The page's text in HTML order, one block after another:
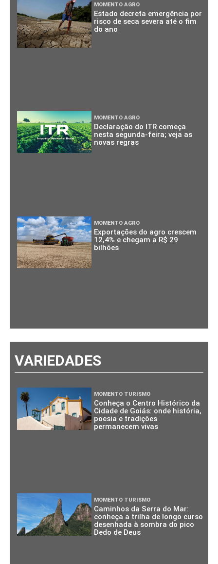
MOMENTO AGRO
Estado decreta emergência por
risco de seca severa até o fim
do ano
MOMENTO AGRO
Declaração do ITR começa
nesta segunda-feira; veja as
novas regras
MOMENTO AGRO
Exportações do agro crescem
12,4% e chegam a R$ 29
bilhões
VARIEDADES
MOMENTO TURISMO
Conheça o Centro Histórico da
Cidade de Goiás: onde história,
poesia e tradições
permanecem vivas
MOMENTO TURISMO
Caminhos da Serra do Mar:
conheça a trilha de longo curso
desenhada à sombra do pico
Dedo de Deus